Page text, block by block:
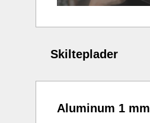
Skilteplader
Aluminum 1 mm